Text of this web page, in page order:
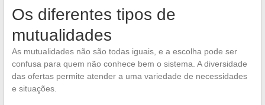
Os diferentes tipos de
mutualidades
As mutualidades não são todas iguais, e a escolha pode ser
confusa para quem não conhece bem o sistema. A diversidade
das ofertas permite atender a uma variedade de necessidades
e situações.